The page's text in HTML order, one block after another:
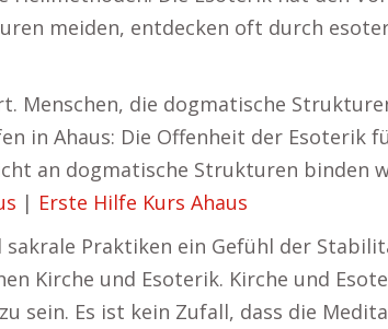
meiden, entdecken oft durch
Menschen, die dogmatische
in Ahaus: Die Offenheit der Esoterik
an dogmatische Strukturen binden
| Erste Hilfe Kurs Ahaus
Praktiken ein Gefühl der
Kirche und Esoterik. Kirche und
sein. Es ist kein Zufall, dass die